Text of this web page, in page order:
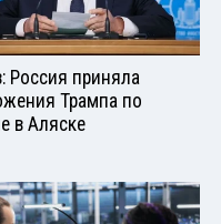
Россия приняла
Трампа по
в Аляске